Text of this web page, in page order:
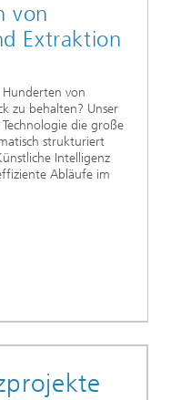
von
Extraktion
von
zu behalten? Unser
die große
strukturiert
Intelligenz
Abläufe im